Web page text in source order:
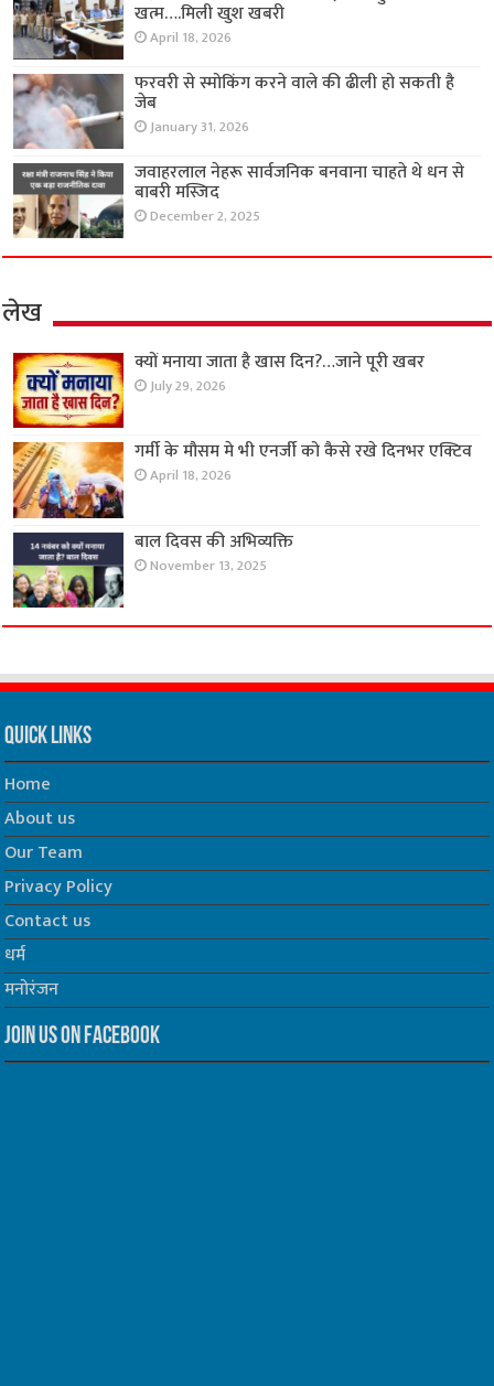
खत्म….मिली खुश खबरी
April 18, 2026
फरवरी से स्मोकिंग करने वाले की ढीली हो सकती है
जेब
January 31, 2026
जवाहरलाल नेहरू सार्वजनिक बनवाना चाहते थे धन से
बाबरी मस्जिद
December 2, 2025
लेख
क्यों मनाया जाता है खास दिन?…जाने पूरी खबर
July 29, 2026
गर्मी के मौसम मे भी एनर्जी को कैसे रखे दिनभर एक्टिव
April 18, 2026
बाल दिवस की अभिव्यक्ति
November 13, 2025
Quick Links
Home
About us
Our Team
Privacy Policy
Contact us
धर्म
मनोरंजन
Join us on Facebook